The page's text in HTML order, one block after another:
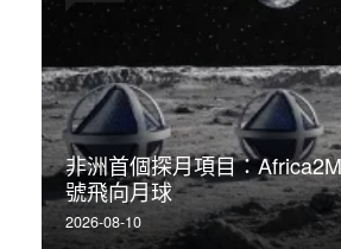
非洲首個探月項目：
號飛向月球
2026-08-10